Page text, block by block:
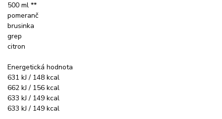
500 ml **
pomeranč
brusinka
grep
citron
Energetická hodnota
631 kJ / 148 kcal
662 kJ / 156 kcal
633 kJ / 149 kcal
633 kJ / 149 kcal